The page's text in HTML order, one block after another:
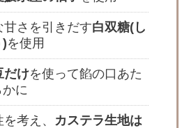
甘さを引きだす白双糖(し
を使用
だけを使って餡の口あた
に
考え、
カステラ生地は